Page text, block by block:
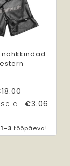
nahkkindad
18.00
al. €3.06
1-3 tööpäeva!